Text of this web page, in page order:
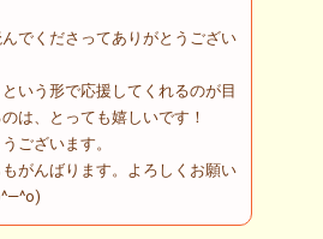
でくださってありがとうござい
いう形で応援してくれるのが目
は、とっても嬉しいです！
ございます。
もがんばります。よろしくお願い